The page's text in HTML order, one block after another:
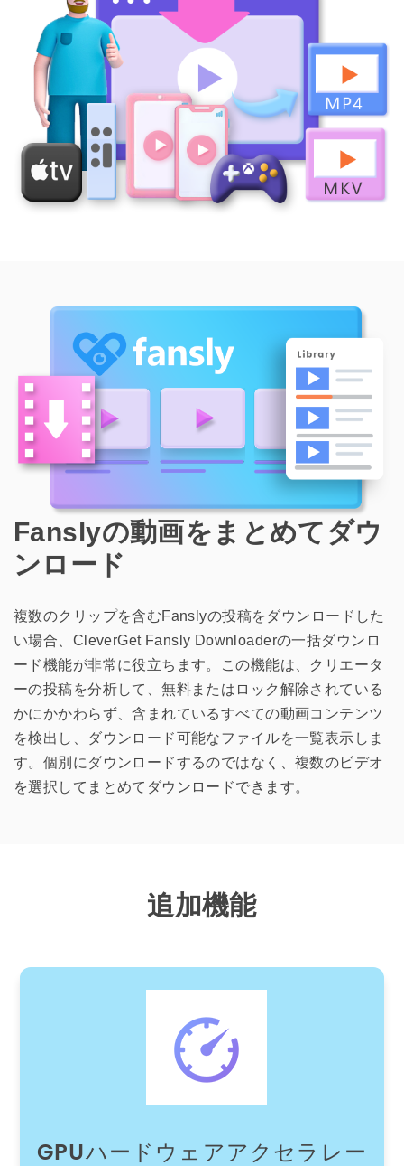
Fanslyの動画をまとめてダウ
ンロード
複数のクリップを含むFanslyの投稿をダウンロードした
い場合、CleverGet Fansly Downloaderの一括ダウンロ
ード機能が非常に役立ちます。この機能は、クリエータ
ーの投稿を分析して、無料またはロック解除されている
かにかかわらず、含まれているすべての動画コンテンツ
を検出し、ダウンロード可能なファイルを一覧表示しま
す。個別にダウンロードするのではなく、複数のビデオ
を選択してまとめてダウンロードできます。
追加機能
GPUハードウェアアクセラレー